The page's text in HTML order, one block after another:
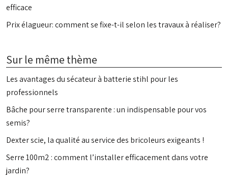
efficace
Prix élagueur: comment se fixe-t-il selon les travaux à réaliser?
Sur le même thème
Les avantages du sécateur à batterie stihl pour les
professionnels
Bâche pour serre transparente : un indispensable pour vos
semis?
Dexter scie, la qualité au service des bricoleurs exigeants !
Serre 100m2 : comment l’installer efficacement dans votre
jardin?